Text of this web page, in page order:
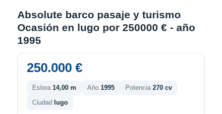
Absolute barco pasaje y turismo
Ocasión en lugo por 250000 € - año
1995
250.000 €
Eslora 14,00 m Año 1995 Potencia 270 cv
Ciudad lugo